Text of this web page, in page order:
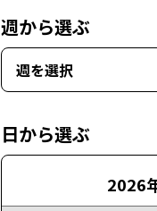
週から選ぶ
週を選択
日から選ぶ
2026